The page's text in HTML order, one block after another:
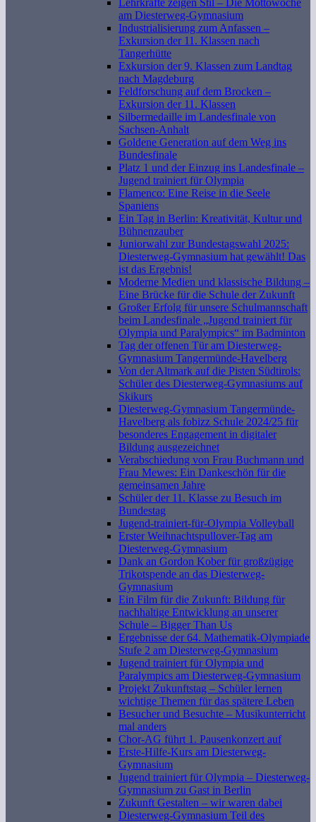
Lehrkräfte zeigen Stil – Die Mottowoche
am Diesterweg-Gymnasium
Industrialisierung zum Anfassen –
Exkursion der 11. Klassen nach
Tangerhütte
Exkursion der 9. Klassen zum Landtag
nach Magdeburg
Feldforschung auf dem Brocken –
Exkursion der 11. Klassen
Silbermedaille im Landesfinale von
Sachsen-Anhalt
Goldene Generation auf dem Weg ins
Bundesfinale
Platz 1 und der Einzug ins Landesfinale –
Jugend trainiert für Olympia
Flamenco: Eine Reise in die Seele
Spaniens
Ein Tag in Berlin: Kreativität, Kultur und
Bühnenzauber
Juniorwahl zur Bundestagswahl 2025:
Diesterweg-Gymnasium hat gewählt! Das
ist das Ergebnis!
Moderne Medien und klassische Bildung –
Eine Brücke für die Schule der Zukunft
Großer Erfolg für unsere Schulmannschaft
beim Landesfinale „Jugend trainiert für
Olympia und Paralympics“ im Badminton
Tag der offenen Tür am Diesterweg-
Gymnasium Tangermünde-Havelberg
Von der Altmark auf die Pisten Südtirols:
Schüler des Diesterweg-Gymnasiums auf
Skikurs
Diesterweg-Gymnasium Tangermünde-
Havelberg als fobizz Schule 2024/25 für
besonderes Engagement in digitaler
Bildung ausgezeichnet
Verabschiedung von Frau Buchmann und
Frau Mewes: Ein Dankeschön für die
gemeinsamen Jahre
Schüler der 11. Klasse zu Besuch im
Bundestag
Jugend-trainiert-für-Olympia Volleyball
Erster Weihnachtspullover-Tag am
Diesterweg-Gymnasium
Dank an Gordon Kober für großzügige
Trikotspende an das Diesterweg-
Gymnasium
Ein Film für die Zukunft: Bildung für
nachhaltige Entwicklung an unserer
Schule – Bigger Than Us
Ergebnisse der 64. Mathematik-Olympiade
Stufe 2 am Diesterweg-Gymnasium
Jugend trainiert für Olympia und
Paralympics am Diesterweg-Gymnasium
Projekt Zukunftstag – Schüler lernen
wichtige Themen für das spätere Leben
Besucher und Besuchte – Musikunterricht
mal anders
Chor-AG führt 1. Pausenkonzert auf
Erste-Hilfe-Kurs am Diesterweg-
Gymnasium
Jugend trainiert für Olympia – Diesterweg-
Gymnasium zu Gast in Berlin
Zukunft Gestalten – wir waren dabei
Diesterweg-Gymnasium Teil des